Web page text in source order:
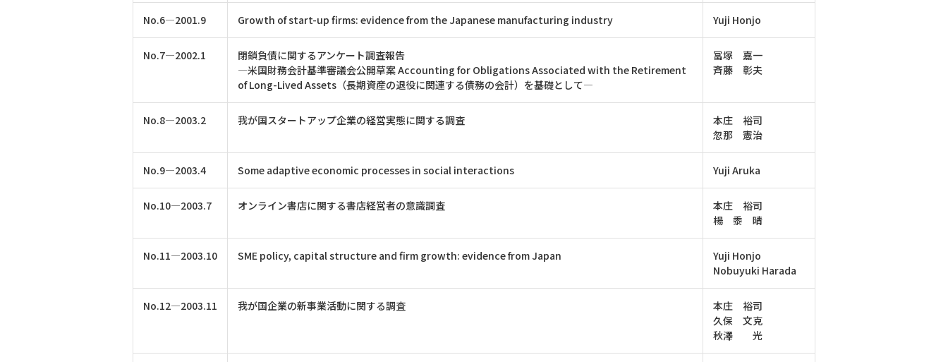
No.6―2001.9 Growth of start-up firms: evidence from the Japanese manufacturing industry Yuji Honjo
No.7―2002.1
閉鎖負債に関するアンケート調査報告
―米国財務会計基準審議会公開草案 Accounting for Obligations Associated with the Retirement
of Long-Lived Assets（長期資産の退役に関連する債務の会計）を基礎として―
冨塚 嘉一
斉藤 彰夫
No.8―2003.2 我が国スタートアップ企業の経営実態に関する調査
本庄 裕司
忽那 憲治
No.9―2003.4 Some adaptive economic processes in social interactions Yuji Aruka
No.10―2003.7 オンライン書店に関する書店経営者の意識調査
本庄 裕司
楊 黍 晴
No.11―2003.10 SME policy, capital structure and firm growth: evidence from Japan
Yuji Honjo
Nobuyuki Harada
No.12―2003.11 我が国企業の新事業活動に関する調査
本庄 裕司
久保 文克
秋澤 光